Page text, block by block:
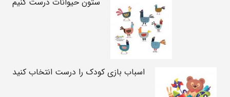
اسباب بازی کودک را درست انتخاب کنید